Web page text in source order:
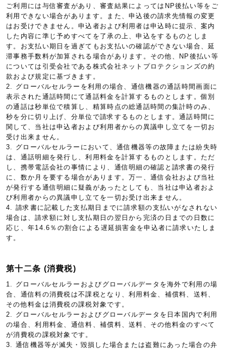
ご利用には与信審査があり、審査結果によってはNP後払い等をご
利用できない場合があります。また、申込後の請求先情報の変更
はお受けできません。申込者および利用者は申込時に提示、案内
した内容に準じ予めすべてを了承の上、申込をするものとしま
す。お支払い期日を過ぎてもお支払いの確認ができない場合、延
滞事務手数料が加算される場合があります。その他、NP後払い等
については引受会社である株式会社ネットプロテクションズの約
款および規定に基づきます。
2. グローバルセルラーを利用の場合、通信機器の通話時間画面に
表示された通話時間にて通話料金を計算するものとします。個別
の通話は秒単位で積算し、精算時点の総通話時間の集計時のみ、
秒を分に切り上げ、分単位で請求するものとします。通話時間に
関して、当社は申込者および利用者からの異議申し立てを一切お
受け出来ません。
3. グローバルセルラーにおいて、通信機器等の故障または紛失時
は、通話明細を発行し、利用料金を計算するものとします。ただ
し、携帯電話会社の事情により、通信明細の確認と請求書の発行
に、数か月を要する場合があります。万一、通信会社および当社
が発行する通信明細に疑義があったとしても、当社は申込者およ
び利用者からの異議申し立てを一切お受け出来ません。
4. 請求書に記載した支払期日までに請求額の支払いがなされない
場合は、請求額に対し支払期日の翌日から完済の日までの日数に
応じ、年14.6％の割合による遅延損害金を申込者に請求いたしま
す。
第十二条 (消費税)
1. グローバルセルラーおよびグローバルデータを海外で利用の場
合、通信料の消費税は不課税となり、利用料金、補償料、送料、
その他料金は消費税の課税対象です。
2. グローバルセルラーおよびグローバルデータを日本国内で利用
の場合、利用料金、通信料、補償料、送料、その他料金のすべて
が消費税の課税対象です。
3. 通信機器等が滅失・毀損した場合または盗難にあった場合の弁